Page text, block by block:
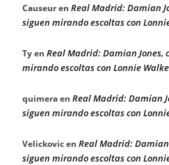
Causeuren Real Madrid: Damian
siguen mirando escoltas con
Tyen Real Madrid: Damian Jones,
mirando escoltas con Lonnie
quimeraen Real Madrid: Damian
siguen mirando escoltas con
Velickovicen Real Madrid:
siguen mirando escoltas con